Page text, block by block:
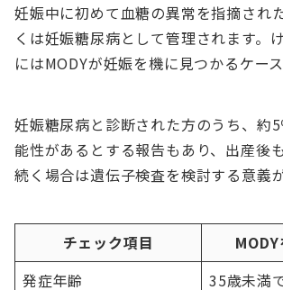
妊娠中に初めて血糖の異常を指摘され
くは妊娠糖尿病として管理されます。
にはMODYが妊娠を機に見つかるケース
妊娠糖尿病と診断された方のうち、約
能性があるとする報告もあり、出産後
続く場合は遺伝子検査を検討する意義
チェック項目
発症年齢
35歳未満